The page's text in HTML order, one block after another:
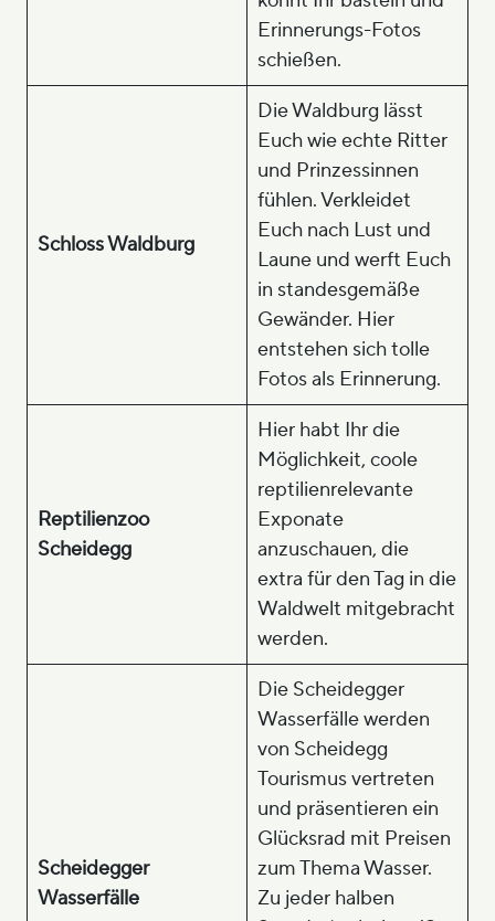
Erinnerungs-Fotos
schießen.
Schloss Waldburg
Die Waldburg lässt
Euch wie echte Ritter
und Prinzessinnen
fühlen. Verkleidet
Euch nach Lust und
Laune und werft Euch
in standesgemäße
Gewänder. Hier
entstehen sich tolle
Fotos als Erinnerung.
Reptilienzoo
Scheidegg
Hier habt Ihr die
Möglichkeit, coole
reptilienrelevante
Exponate
anzuschauen, die
extra für den Tag in die
Waldwelt mitgebracht
werden.
Scheidegger
Wasserfälle
Die Scheidegger
Wasserfälle werden
von Scheidegg
Tourismus vertreten
und präsentieren ein
Glücksrad mit Preisen
zum Thema Wasser.
Zu jeder halben